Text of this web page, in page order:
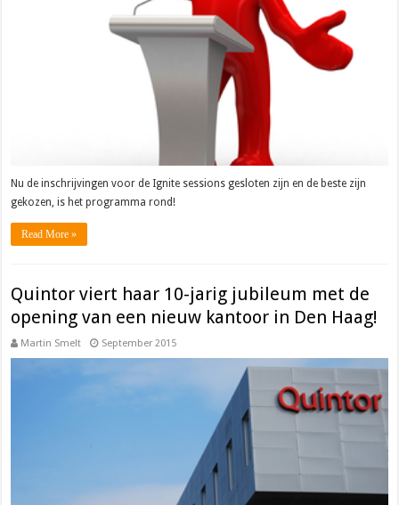
Nu de inschrijvingen voor de Ignite sessions gesloten zijn en de beste zijn
gekozen, is het programma rond!
Read More »
Quintor viert haar 10-jarig jubileum met de
opening van een nieuw kantoor in Den Haag!
Martin Smelt September 2015